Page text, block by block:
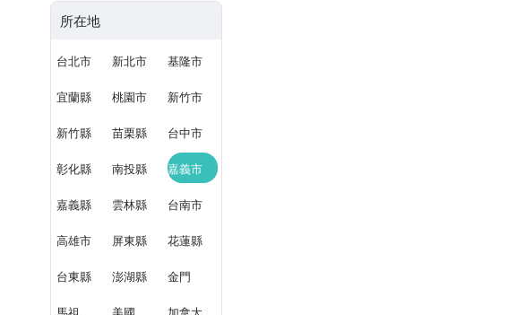
所在地
台北市 新北市 基隆市
宜蘭縣 桃園市 新竹市
新竹縣 苗栗縣 台中市
彰化縣 南投縣 嘉義市
嘉義縣 雲林縣 台南市
高雄市 屏東縣 花蓮縣
台東縣 澎湖縣 金門